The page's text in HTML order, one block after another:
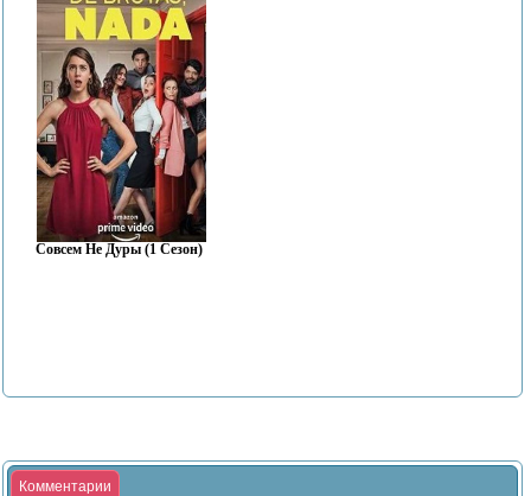
Совсем Не Дуры (1 Сезон)
Комментарии